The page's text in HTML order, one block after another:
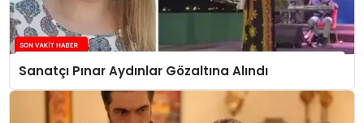
Sanatçı Pınar Aydınlar Gözaltına Alındı